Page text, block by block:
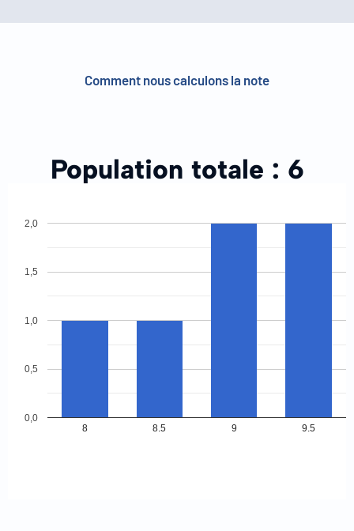
Comment nous calculons la note
Population totale : 6
8 8.5 9 9.5
0,0
0,5
1,0
1,5
2,0